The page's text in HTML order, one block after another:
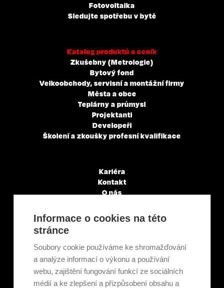
Fotovoltaika
Sledujte spotřebu v bytě
Katalog produktů a ceník
Zkušebny (Metrologie)
Bytový fond
Velkoobchody, servisní a montážní firmy
Města a obce
Teplárny a průmysl
Projektanti
Developeři
Školení a zkoušky profesní kvalifikace
Kariéra
Kontakt
O nás
Články a novinky
GDPR & Cookies
Ekologická recyklace
Projekty EU
Intranet - Přihlášení
Přihlášení
Informace o cookies na této
stránce
Soubory cookie používáme ke shromažďování
a analýze informací o výkonu a používání
webu, zajištění fungování funkcí ze sociálních
médií a ke zlepšení a přizpůsobení obsahu a